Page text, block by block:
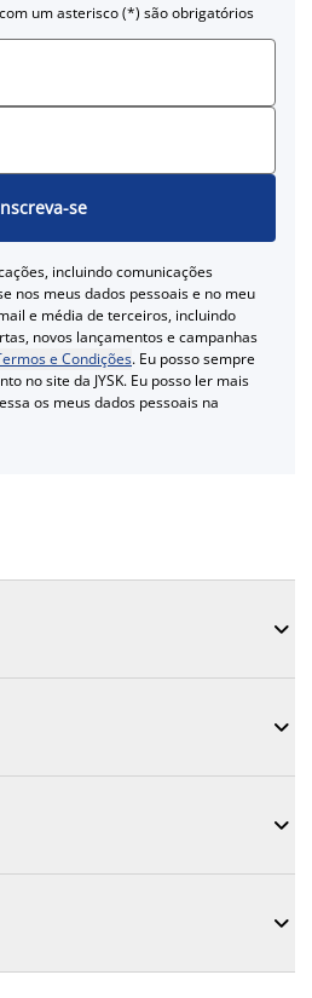
um asterisco (*) são obrigatórios
se
incluindo comunicações
nos meus dados pessoais e no meu
e média de terceiros, incluindo
novos lançamentos e campanhas
e Condições. Eu posso sempre
no site da JYSK. Eu posso ler mais
os meus dados pessoais na



